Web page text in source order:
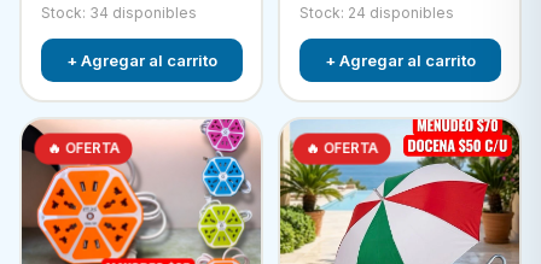
Stock: 34 disponibles
+ Agregar al carrito
Stock: 24 disponibles
+ Agregar al carrito
🔥 OFERTA 🔥 OFERTA